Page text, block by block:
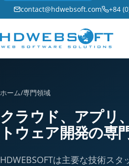
contact@hdwebsoft.com +84
ホーム/専門領域
クラウド、アプリ
トウェア開発の専
HDWEBSOFTは主要な技術ス